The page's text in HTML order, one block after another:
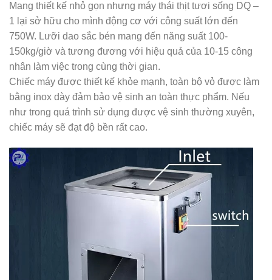
Mang thiết kế nhỏ gọn nhưng máy thái thịt tươi sống DQ –
1 lại sở hữu cho mình động cơ với công suất lớn đến
750W. Lưỡi dao sắc bén mang đến năng suất 100-
150kg/giờ và tương đương với hiệu quả của 10-15 công
nhân làm việc trong cùng thời gian.
Chiếc máy được thiết kế khỏe mạnh, toàn bộ vỏ được làm
bằng inox dày đảm bảo vệ sinh an toàn thực phẩm. Nếu
như trong quá trình sử dụng được vệ sinh thường xuyên,
chiếc máy sẽ đạt độ bền rất cao.